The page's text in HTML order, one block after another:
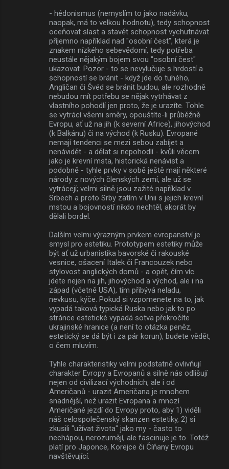
- hédonismus (nemyslím to jako nadávku,
naopak, má to velkou hodnotu), tedy schopnost
oceňovat slast a stavět schopnost vychutnávat
příjemno například nad "osobní čest", která je
znakem nízkého sebevědomí, tedy potřeba
neustále nějakým bojem svou "osobní čest"
ukazovat. Pozor - to se nevylučuje s hrdostí a
schopností se bránit - když jde do tuhého,
Angličan či Švéd se bránit budou, ale rozhodně
nebudou mít potřebu se nějak vytrhávat z
vlastního pohodlí jen proto, že je urazíte. Tohle
se vytrácí všemi směry, opouštíte-li průběžně
Evropu, ať už na jih (k severní Africe), jihovýchod
(k Balkánu) či na východ (k Rusku). Evropané
nemají tendenci se mezi sebou zabíjet a
nenávidět - a dělat si nepohodlí - kvůli věcem
jako je krevní msta, historická nenávist a
podobně - tyhle prvky v sobě ještě mají některé
národy z nových členských zemí, ale už se
vytrácejí; velmi silně jsou zažité například v
Srbech a proto Srby zatím v Unii s jejich krevní
mstou a bojovností nikdo nechtěl, akorát by
dělali bordel.
Dalším velmi výrazným prvkem evropanství je
smysl pro estetiku. Prototypem estetiky může
být ať už urbanistika bavorské či rakouské
vesnice, ošacení Italek či Francouzek nebo
stylovost anglických domů - a opět, čím víc
jdete nejen na jih, jihovýchod a východ, ale i na
západ (včetně USA), tím přibývá neladu,
nevkusu, kýče. Pokud si vzpomenete na to, jak
vypadá taková typická Ruska nebo jak to po
stránce estetické vypadá sotva překročíte
ukrajinské hranice (a není to otázka peněz,
estetický se dá být i za pár korun), budete vědět,
o čem mluvím.
Tyhle charakteristiky velmi podstatně ovlivňují
charakter Evropy a Evropanů a silně nás odlišují
nejen od civilizací východních, ale i od
Američanů - urazit Američana je mnohem
snadnější, než urazit Evropana a mnozí
Američané jezdí do Evropy proto, aby 1) viděli
náš celospolečenský skanzen estetiky, 2) si
zkusili "užívat života" jako my - často to
nechápou, nerozumějí, ale fascinuje je to. Totéž
platí pro Japonce, Korejce či Číňany Evropu
navštěvující.